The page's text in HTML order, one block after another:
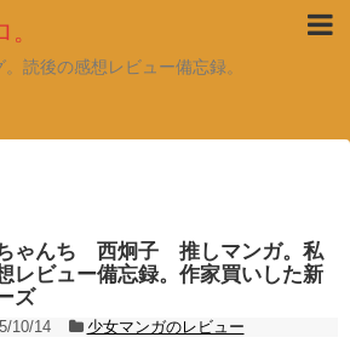
読後の感想レビュー備忘録。
ゃんち 西炯子 推しマンガ。私
レビュー備忘録。作家買いした新
ズ
10/14
少女マンガのレビュー